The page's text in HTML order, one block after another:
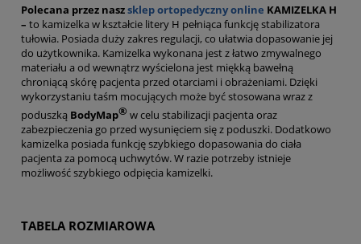
Polecana przez naszsklep ortopedyczny online KAMIZELKA H
– to kamizelka w kształcie litery H pełniąca funkcję stabilizatora
tułowia. Posiada duży zakres regulacji, co ułatwia dopasowanie jej
do użytkownika. Kamizelka wykonana jest z łatwo zmywalnego
materiału a od wewnątrz wyścielona jest miękką bawełną
chroniącą skórę pacjenta przed otarciami i obrażeniami. Dzięki
wykorzystaniu taśm mocujących może być stosowana wraz z
poduszką BodyMap® w celu stabilizacji pacjenta oraz
zabezpieczenia go przed wysunięciem się z poduszki. Dodatkowo
kamizelka posiada funkcję szybkiego dopasowania do ciała
pacjenta za pomocą uchwytów. W razie potrzeby istnieje
możliwość szybkiego odpięcia kamizelki.
TABELA ROZMIAROWA